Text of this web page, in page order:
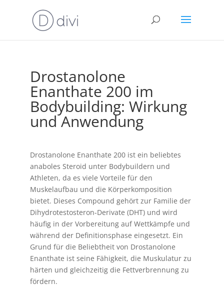
Drostanolone
Enanthate 200 im
Bodybuilding: Wirkung
und Anwendung
Drostanolone Enanthate 200 ist ein beliebtes
anaboles Steroid unter Bodybuildern und
Athleten, da es viele Vorteile für den
Muskelaufbau und die Körperkomposition
bietet. Dieses Compound gehört zur Familie der
Dihydrotestosteron-Derivate (DHT) und wird
häufig in der Vorbereitung auf Wettkämpfe und
während der Definitionsphase eingesetzt. Ein
Grund für die Beliebtheit von Drostanolone
Enanthate ist seine Fähigkeit, die Muskulatur zu
härten und gleichzeitig die Fettverbrennung zu
fördern.